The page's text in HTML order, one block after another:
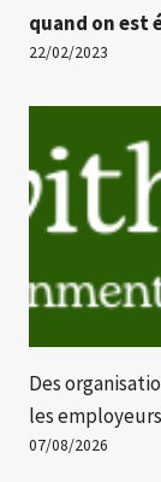
quand on est
22/02/2023
Des
les
07/08/2026